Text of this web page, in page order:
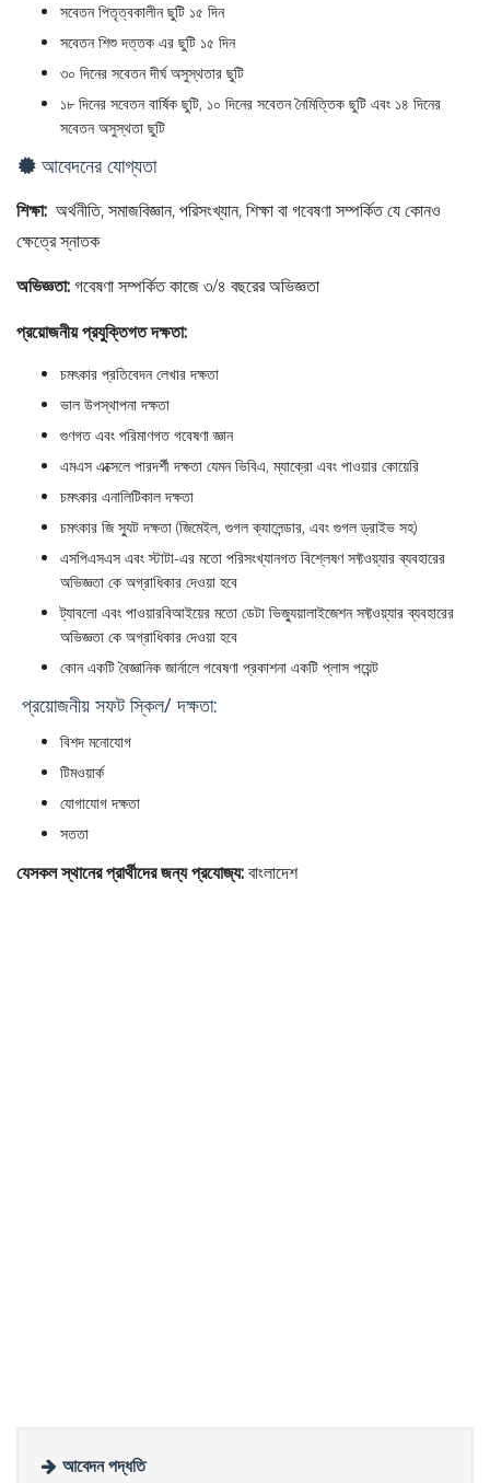
সবেতন পিতৃত্বকালীন ছুটি ১৫ দিন
সবেতন শিশু দত্তক এর ছুটি ১৫ দিন
৩০ দিনের সবেতন দীর্ঘ অসুস্থতার ছুটি
১৮ দিনের সবেতন বার্ষিক ছুটি, ১০ দিনের সবেতন নৈমিত্তিক ছুটি এবং ১৪ দিনের
সবেতন অসুস্থতা ছুটি
আবেদনের যোগ্যতা
শিক্ষা: অর্থনীতি, সমাজবিজ্ঞান, পরিসংখ্যান, শিক্ষা বা গবেষণা সম্পর্কিত যে কোনও
ক্ষেত্রে স্নাতক
অভিজ্ঞতা:গবেষণা সম্পর্কিত কাজে ৩/৪ বছরের অভিজ্ঞতা
প্রয়োজনীয় প্রযুক্তিগত দক্ষতা:
চমৎকার প্রতিবেদন লেখার দক্ষতা
ভাল উপস্থাপনা দক্ষতা
গুণগত এবং পরিমাণগত গবেষণা জ্ঞান
এমএস এক্সেলে পারদর্শী দক্ষতা যেমন ভিবিএ, ম্যাক্রো এবং পাওয়ার কোয়েরি
চমৎকার এনালিটিকাল দক্ষতা
চমৎকার জি স্যুট দক্ষতা (জিমেইল, গুগল ক্যালেন্ডার, এবং গুগল ড্রাইভ সহ)
এসপিএসএস এবং স্টাটা-এর মতো পরিসংখ্যানগত বিশ্লেষণ সফ্টওয়্যার ব্যবহারের
অভিজ্ঞতা কে অগ্রাধিকার দেওয়া হবে
ট্যাবলো এবং পাওয়ারবিআইয়ের মতো ডেটা ভিজ্যুয়ালাইজেশন সফ্টওয়্যার ব্যবহারের
অভিজ্ঞতা কে অগ্রাধিকার দেওয়া হবে
কোন একটি বৈজ্ঞানিক জার্নালে গবেষণা প্রকাশনা একটি প্লাস পয়েন্ট
প্রয়োজনীয় সফট স্কিল/ দক্ষতা:
বিশদ মনোযোগ
টিমওয়ার্ক
যোগাযোগ দক্ষতা
সততা
যেসকল স্থানের প্রার্থীদের জন্য প্রযোজ্য:বাংলাদেশ
আবেদন পদ্ধতি